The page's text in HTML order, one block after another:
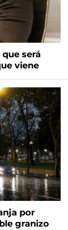
será
viene
por
granizo